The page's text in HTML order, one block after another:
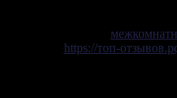
https://топ-